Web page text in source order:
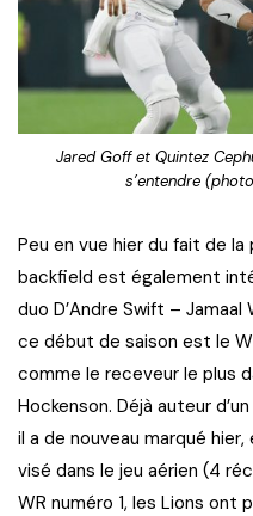
Jared Goff et Quintez
s’entendre
Peu en vue hier du fait de
backfield est également
duo D’Andre Swift –
ce début de saison est le
comme le receveur le plus
Hockenson. Déjà auteur
il a de nouveau marqué
visé dans le jeu aérien (4
WR numéro 1, les Lions